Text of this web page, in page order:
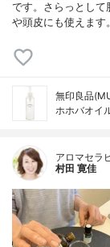
です。さらっとして
や頭皮にも使えま
無印良品
ホホバオイ
アロマセラ
村田 寛佳